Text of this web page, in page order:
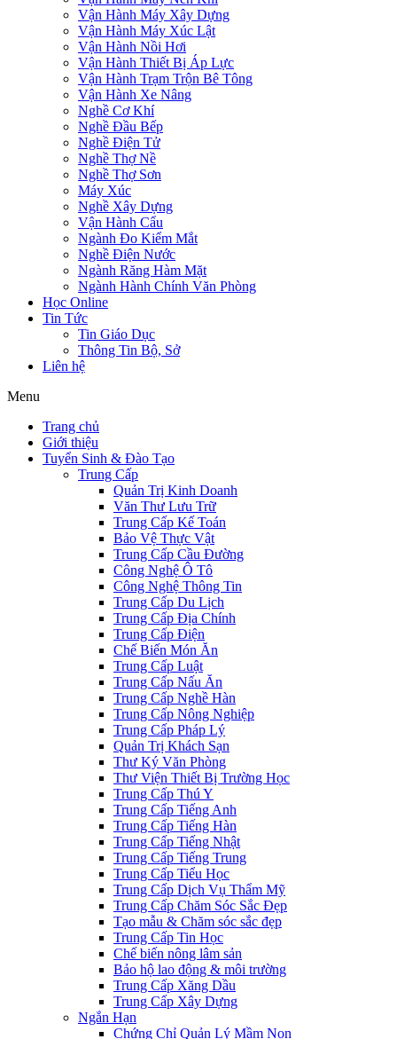
Vận Hành Máy Xây Dựng
Vận Hành Máy Xúc Lật
Vận Hành Nồi Hơi
Vận Hành Thiết Bị Áp Lực
Vận Hành Trạm Trộn Bê Tông
Vận Hành Xe Nâng
Nghề Cơ Khí
Nghề Đầu Bếp
Nghề Điện Tử
Nghề Thợ Nề
Nghề Thợ Sơn
Máy Xúc
Nghề Xây Dựng
Vận Hành Cẩu
Ngành Đo Kiểm Mắt
Nghề Điện Nước
Ngành Răng Hàm Mặt
Ngành Hành Chính Văn Phòng
Học Online
Tin Tức
Tin Giáo Dục
Thông Tin Bộ, Sở
Liên hệ
Menu
Trang chủ
Giới thiệu
Tuyển Sinh & Đào Tạo
Trung Cấp
Quản Trị Kinh Doanh
Văn Thư Lưu Trữ
Trung Cấp Kế Toán
Bảo Vệ Thực Vật
Trung Cấp Cầu Đường
Công Nghệ Ô Tô
Công Nghệ Thông Tin
Trung Cấp Du Lịch
Trung Cấp Địa Chính
Trung Cấp Điện
Chế Biến Món Ăn
Trung Cấp Luật
Trung Cấp Nấu Ăn
Trung Cấp Nghề Hàn
Trung Cấp Nông Nghiệp
Trung Cấp Pháp Lý
Quản Trị Khách Sạn
Thư Ký Văn Phòng
Thư Viện Thiết Bị Trường Học
Trung Cấp Thú Y
Trung Cấp Tiếng Anh
Trung Cấp Tiếng Hàn
Trung Cấp Tiếng Nhật
Trung Cấp Tiếng Trung
Trung Cấp Tiểu Học
Trung Cấp Dịch Vụ Thẩm Mỹ
Trung Cấp Chăm Sóc Sắc Đẹp
Tạo mẫu & Chăm sóc sắc đẹp
Trung Cấp Tin Học
Chế biến nông lâm sản
Bảo hộ lao động & môi trường
Trung Cấp Xăng Dầu
Trung Cấp Xây Dựng
Ngắn Hạn
Chứng Chỉ Quản Lý Mầm Non